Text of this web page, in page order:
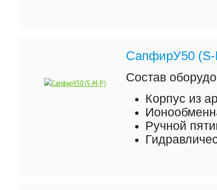
СапфирУ50 (S-
Состав
Корпус из
Ручной